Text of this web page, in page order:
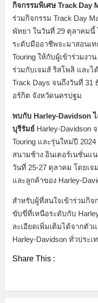
กิจกรรมพิเศษ Track Day
ร่วมกิจกรรม Track Day
พัทยา ในวันที่ 29 ตุลาคมนี้
ระดับมืออาชีพจะมาสอนเ
Touring ให้กับผู้เข้าร่วมง
ร่วมกับเจมส์ ริสโพลิ และไ
Track Days จนถึงวันที่
อร์กิต จังหวัดนครปฐม
พบกับ Harley-Davidson
บุรีรัมย์ Harley-Davidson
Touring และรุ่นใหม่ปี
สนามช้าง อินเตอร์เนชั่นแ
วันที่ 25-27 ตุลาคม โดยเ
และลูกค้าของ Harley-
สำหรับผู้ที่สนใจเข้าร่วมกิ
ขับขี่ที่เหนือระดับกับ
ละเอียดเพิ่มเติมได้จากตัว
Harley-Davidson ทั่วประเ
Share This :